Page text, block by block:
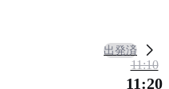
出発済
11:10
11:20